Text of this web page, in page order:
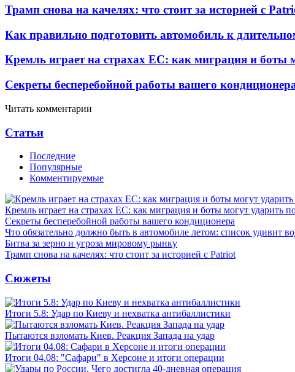
Трамп снова на качелях: что стоит за историей с
Как правильно подготовить автомобиль к
Кремль играет на страхах ЕС: как миграция и боты
Секреты бесперебойной работы вашего
Читать комментарии
Статьи
Последние
Популярные
Комментируемые
Кремль играет на страхах ЕС: как миграция и боты могут ударить
Секреты бесперебойной работы вашего кондиционера
Что обязательно должно быть в автомобиле летом: список удивит
Битва за зерно и угроза мировому рынку
Трамп снова на качелях: что стоит за историей с Patriot
Сюжеты
Итоги 5.8: Удар по Киеву и нехватка антибаллистики
Пытаются взломать Киев. Реакция Запада на удар
Итоги 04.08: "Сафари" в Херсоне и итоги операции